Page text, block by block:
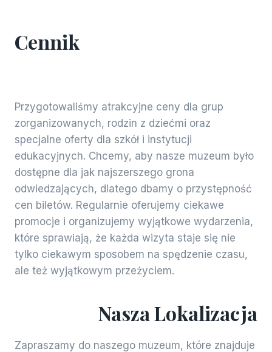
Cennik
Przygotowaliśmy atrakcyjne ceny dla grup
zorganizowanych, rodzin z dziećmi oraz
specjalne oferty dla szkół i instytucji
edukacyjnych. Chcemy, aby nasze muzeum było
dostępne dla jak najszerszego grona
odwiedzających, dlatego dbamy o przystępność
cen biletów. Regularnie oferujemy ciekawe
promocje i organizujemy wyjątkowe wydarzenia,
które sprawiają, że każda wizyta staje się nie
tylko ciekawym sposobem na spędzenie czasu,
ale też wyjątkowym przeżyciem.
Nasza Lokalizacja
Zapraszamy do naszego muzeum, które znajduje